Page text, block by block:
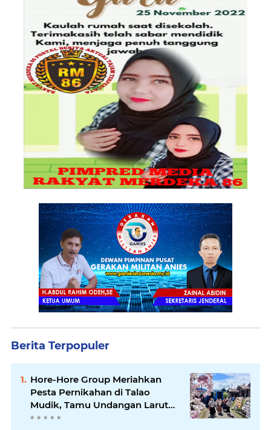
Berita Terpopuler
Hore-Hore Group Meriahkan
Pesta Pernikahan di Talao
Mudik, Tamu Undangan Larut
dalam Suasana Penuh